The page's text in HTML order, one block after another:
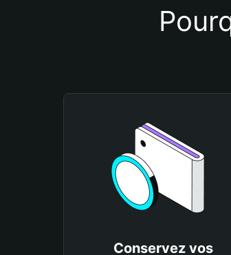
Conservez vos